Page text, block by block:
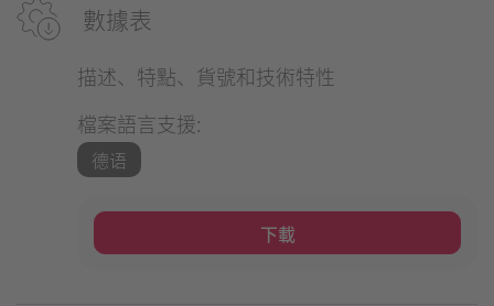
數據表
描述、特點、貨號和技術特性
檔案語言支援:
德语
下載